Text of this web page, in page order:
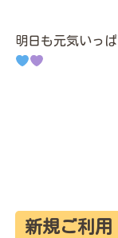
明日も元気いっ
新規ご利